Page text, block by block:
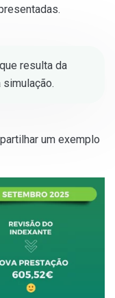
resulta da
um exemplo